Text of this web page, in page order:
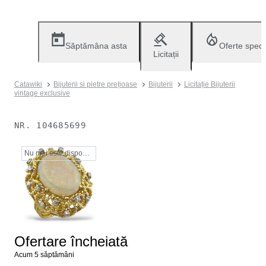
Săptămâna asta
Licitații
Oferte
Catawiki Bijuterii si pietre prețioase Bijuterii
Licitație Bijuterii
vintage exclusive
NR. 104685699
Nu mai este disponibil
Ofertare încheiată
Acum 5 săptămâni